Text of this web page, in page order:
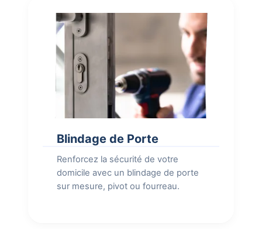
Blindage de Porte
Renforcez la sécurité de votre
domicile avec un blindage de porte
sur mesure, pivot ou fourreau.